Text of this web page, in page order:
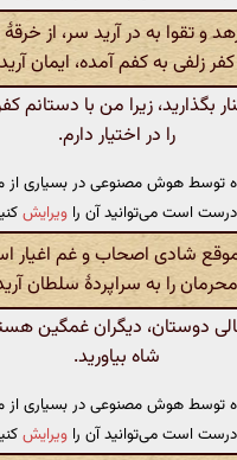
و تقوا به در آرید سر، از
کفر زلفی به کفم آمده، ایمان آرید
زیرا من با دستانم
را در اختیار دارم.
توسط هوش مصنوعی در بسیاری از
است می‌توانید آن را ویرایش
شادی اصحاب و غم اغیار
محرمان را به سراپردهٔ سلطان
دیگران غمگین هستند.
شاه بیاورید.
توسط هوش مصنوعی در بسیاری از
است می‌توانید آن را ویرایش